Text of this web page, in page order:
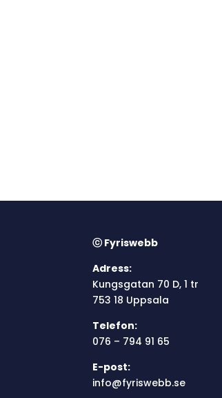
ⓒ Fyriswebb
Adress:
Kungsgatan 70 D, 1 tr
753 18 Uppsala
Telefon:
076 – 794 91 65
E-post:
info@fyriswebb.se